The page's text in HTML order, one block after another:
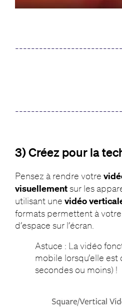
3)Créez pour la
Pensez à rendre votre
visuellementsur les
utilisant une vidéo
formats permettent à
d’espace sur l’écran.
Astuce : La vidéo
mobile lorsqu’elle est
secondes ou moins) !